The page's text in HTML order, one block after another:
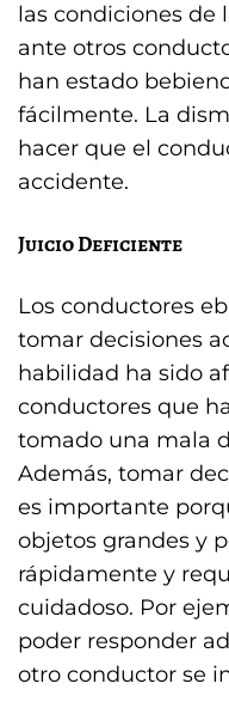
las condiciones de
ante otros
han estado
fácilmente. La
hacer que el
accidente.
Juicio Deficiente
Los conductores
tomar decisiones
habilidad ha sido
conductores que
tomado una mala
Además, tomar
es importante
objetos grandes y
rápidamente y
cuidadoso. Por
poder responder
otro conductor se